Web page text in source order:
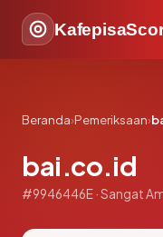
Beranda›Pemeriksaan›
bai.co.id
#9946446E · Sangat